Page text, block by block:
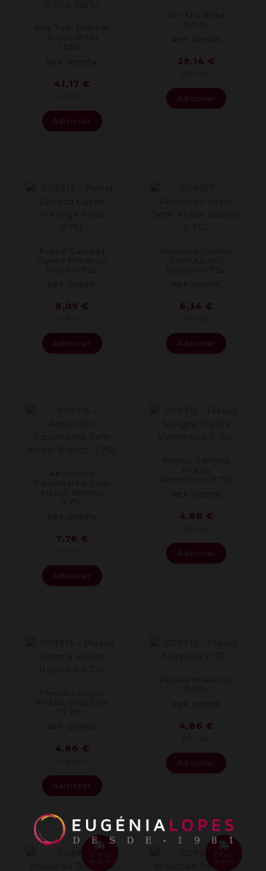
Fox Tale Distiller
´S Cut 0.70L
(43%)
REF: 009924
41,17 €
Adicionar
Gin Mg Brisa
0.70L
REF: 009925
29,14 €
Adicionar
Portal Calcada
Cuvee Prestige
Rose 0.75L
REF: 009919
8,09 €
Adicionar
Absolvido Vinho
Branco 0.75L
REF: 009917
6,34 €
Adicionar
Absolvido
Espumante Sem
0.75L
REF: 009916
7,76 €
Adicionar
Plexus Sangria
Frutos
Vermelhos 0.75L
REF: 009915
4,86 €
Adicionar
Plexus Sangria
Frutos Tropicais
0.75L
REF: 009914
4,86 €
Adicionar
Plexus Maracuja
0.75L
REF: 009913
4,86 €
Adicionar
Envio
grátis
Envio
grátis